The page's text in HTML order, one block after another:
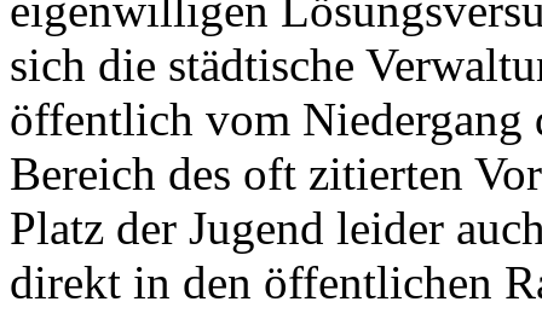
eigenwilligen
sich die städtische
öffentlich vom Niedergang
Bereich des oft zitierten
Platz der Jugend leider
direkt in den öffentlichen